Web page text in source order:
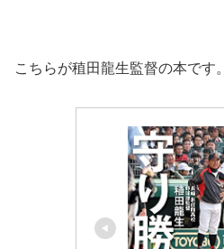
こちらが稙田龍生監督の本です。